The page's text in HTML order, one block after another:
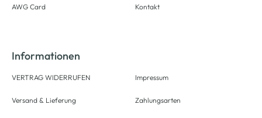
AWG Card Kontakt
Informationen
VERTRAG WIDERRUFEN
Versand & Lieferung
Impressum
Zahlungsarten